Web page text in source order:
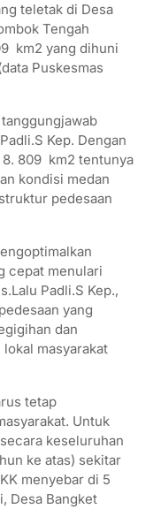
teletak di Desa
Tengah
km2 yang dihuni
Puskesmas
Kep. Dengan
8. 809 km2 tentunya
kondisi medan
pedesaan
cepat menulari
Padli.S Kep.,
yang
dan
masyarakat
tetap
Untuk
keseluruhan
ke atas) sekitar
menyebar di 5
Desa Bangket